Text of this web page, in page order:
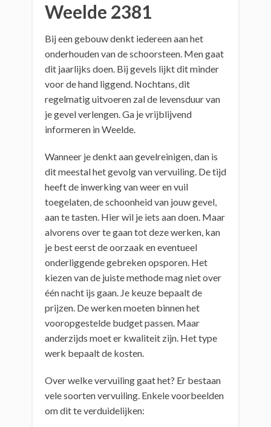
Weelde 2381
Bij een gebouw denkt iedereen aan het
onderhouden van de schoorsteen. Men gaat
dit jaarlijks doen. Bij gevels lijkt dit minder
voor de hand liggend. Nochtans, dit
regelmatig uitvoeren zal de levensduur van
je gevel verlengen. Ga je vrijblijvend
informeren in Weelde.
Wanneer je denkt aan gevelreinigen, dan is
dit meestal het gevolg van vervuiling. De tijd
heeft de inwerking van weer en vuil
toegelaten, de schoonheid van jouw gevel,
aan te tasten. Hier wil je iets aan doen. Maar
alvorens over te gaan tot deze werken, kan
je best eerst de oorzaak en eventueel
onderliggende gebreken opsporen. Het
kiezen van de juiste methode mag niet over
één nacht ijs gaan. Je keuze bepaalt de
prijzen. De werken moeten binnen het
vooropgestelde budget passen. Maar
anderzijds moet er kwaliteit zijn. Het type
werk bepaalt de kosten.
Over welke vervuiling gaat het? Er bestaan
vele soorten vervuiling. Enkele voorbeelden
om dit te verduidelijken: